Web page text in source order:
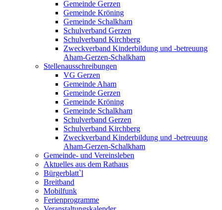
Gemeinde Gerzen
Gemeinde Kröning
Gemeinde Schalkham
Schulverband Gerzen
Schulverband Kirchberg
Zweckverband Kinderbildung und -betreuung
Aham-Gerzen-Schalkham
Stellenausschreibungen
VG Gerzen
Gemeinde Aham
Gemeinde Gerzen
Gemeinde Kröning
Gemeinde Schalkham
Schulverband Gerzen
Schulverband Kirchberg
Zweckverband Kinderbildung und -betreuung
Aham-Gerzen-Schalkham
Gemeinde- und Vereinsleben
Aktuelles aus dem Rathaus
Bürgerblatt`l
Breitband
Mobilfunk
Ferienprogramme